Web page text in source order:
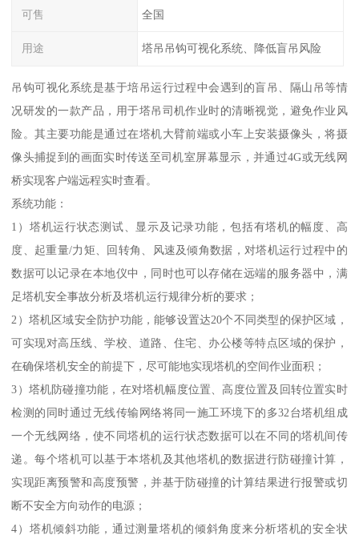
可售 全国
用途 塔吊吊钩可视化系统、降低盲吊风险
吊钩可视化系统是基于培吊运行过程中会遇到的盲吊、隔山吊等情
况研发的一款产品，用于塔吊司机作业时的清晰视觉，避免作业风
险。其主要功能是通过在塔机大臂前端或小车上安装摄像头，将摄
像头捕捉到的画面实时传送至司机室屏幕显示，并通过4G或无线网
桥实现客户端远程实时查看。
系统功能：
1）塔机运行状态测试、显示及记录功能，包括有塔机的幅度、高
度、起重量/力矩、回转角、风速及倾角数据，对塔机运行过程中的
数据可以记录在本地仪中，同时也可以存储在远端的服务器中，满
足塔机安全事故分析及塔机运行规律分析的要求；
2）塔机区域安全防护功能，能够设置达20个不同类型的保护区域，
可实现对高压线、学校、道路、住宅、办公楼等特点区域的保护，
在确保塔机安全的前提下，尽可能地实现塔机的空间作业面积；
3）塔机防碰撞功能，在对塔机幅度位置、高度位置及回转位置实时
检测的同时通过无线传输网络将同一施工环境下的多32台塔机组成
一个无线网络，使不同塔机的运行状态数据可以在不同的塔机间传
递。每个塔机可以基于本塔机及其他塔机的数据进行防碰撞计算，
实现距离预警和高度预警，并基于防碰撞的计算结果进行报警或切
断不安全方向动作的电源；
4）塔机倾斜功能，通过测量塔机的倾斜角度来分析塔机的安全状